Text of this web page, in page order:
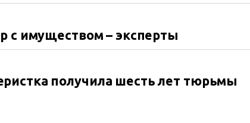
с имуществом – эксперты
получила шесть лет тюрьмы